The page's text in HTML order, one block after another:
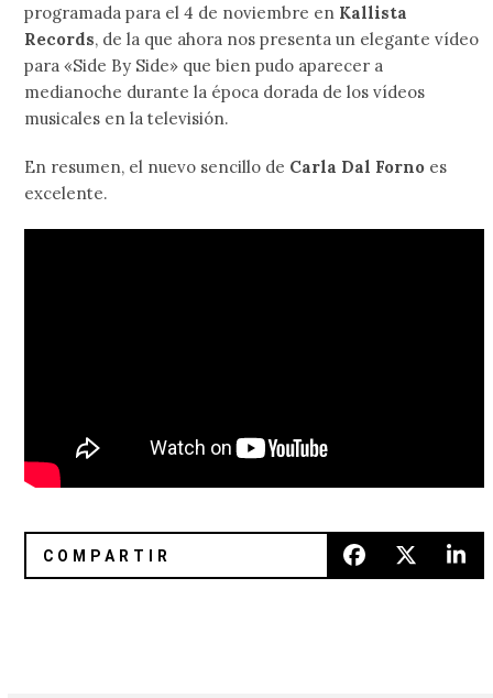
programada para el 4 de noviembre en Kallista
Records, de la que ahora nos presenta un elegante vídeo
para «Side By Side» que bien pudo aparecer a
medianoche durante la época dorada de los vídeos
musicales en la televisión.
En resumen, el nuevo sencillo de Carla Dal Forno es
excelente.